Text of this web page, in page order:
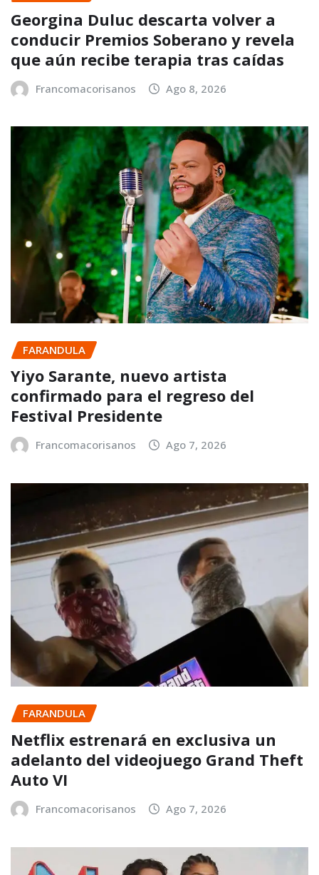
Georgina Duluc descarta volver a
conducir Premios Soberano y revela
que aún recibe terapia tras caídas
Francomacorisanos Ago 8, 2026
FARANDULA
Yiyo Sarante, nuevo artista
confirmado para el regreso del
Festival Presidente
Francomacorisanos Ago 7, 2026
FARANDULA
Netflix estrenará en exclusiva un
adelanto del videojuego Grand Theft
Auto VI
Francomacorisanos Ago 7, 2026